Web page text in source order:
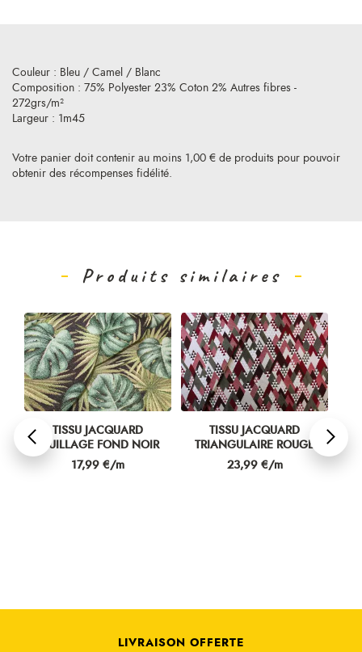
Votre panier doit contenir au moins 1,00 € de produits pour pouvoir
obtenir des récompenses fidélité.
Couleur : Bleu / Camel / Blanc
Composition : 75% Polyester 23% Coton 2% Autres fibres -
272grs/m²
Largeur : 1m45
Produits similaires
TISSU JACQUARD
FEUILLAGE FOND NOIR
Prix
17,99 €/m
TISSU JACQUARD
TRIANGULAIRE ROUGE
Prix
23,99 €/m
LIVRAISON OFFERTE